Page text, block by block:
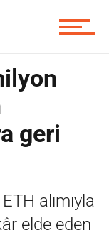
geri
alımıyla
elde eden